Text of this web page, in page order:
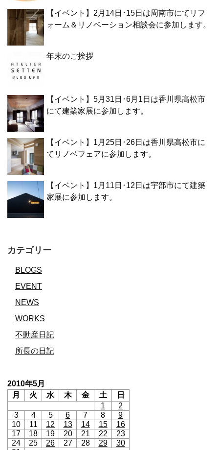
【イベント】2月14日･15日は周南市にてリフ
ォーム＆リノベーション相談会に参加します。
年末のご挨拶
【イベント】5月31日･6月1日は香川県高松市
にて建築家展に参加します。
【イベント】1月25日･26日は香川県高松市に
てリノベフェアに参加します。
【イベント】1月11日･12日は宇部市にて建築
家展に参加します。
カテゴリー
BLOGS
EVENT
NEWS
WORKS
不動産日記
所長の日記
2010年5月
月
火 水 木 金 土
日
1
2
3
4 5 6 7 8
9
10
11 12 13 14 15
16
17
18 19 20 21 22
23
24
25 26 27 28 29
30